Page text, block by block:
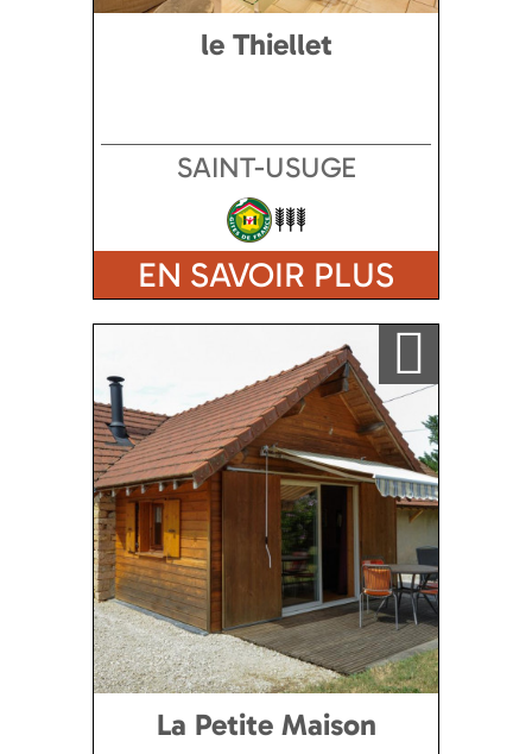
le Thiellet
SAINT-USUGE
EN SAVOIR PLUS
Ajouter a ma sélection
La Petite Maison